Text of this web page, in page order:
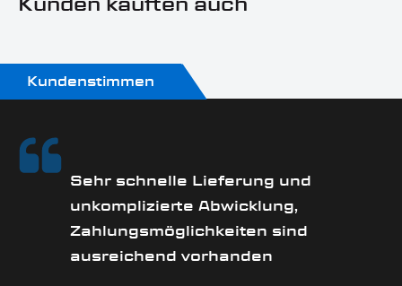
Kundenstimmen
Sehr schnelle Lieferung und
unkomplizierte Abwicklung,
Zahlungsmöglichkeiten sind
ausreichend vorhanden